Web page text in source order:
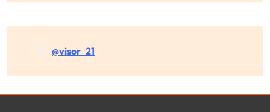
@visor_21